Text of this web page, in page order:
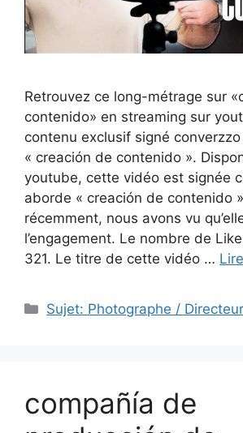
Retrouvez ce long-métrage sur
contenido» en streaming sur
contenu exclusif signé
« creación de contenido ».
youtube, cette vidéo est signée
aborde « creación de contenido
récemment, nous avons vu
l’engagement. Le nombre de
321. Le titre de cette vidéo …
Catégories
Sujet: Photographe /
compañía de